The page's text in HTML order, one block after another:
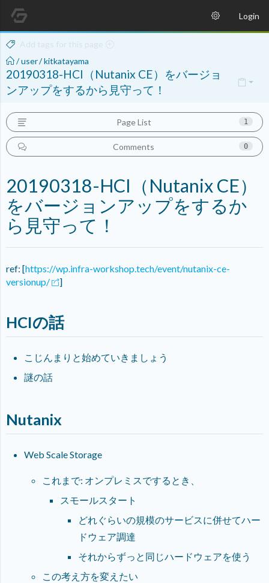
Login
/user/kitkatayama
20190318-HCI（Nutanix CE）をバージョ
ンアップをするから見守って！
20190318-HCI（Nutanix CE）
をバージョンアップをするか
ら見守って！
ref: [https://wp.infra-workshop.tech/event/nutanix-ce-
versionup/
]
HCIの話
こじんまりと始めていきましょう
謎の話
Nutanix
Web Scale Storage
これまで: オンプレミスでするとき、
スモールスタート
どれぐらいの規模のサービスに併せてハー
ドウェア調達
それからずっと同じハードウェアを使う
この考え方を変えたい
Page List 1
Comments 0